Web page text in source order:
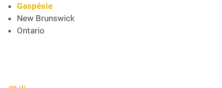
Gaspésie
New Brunswick
Ontario